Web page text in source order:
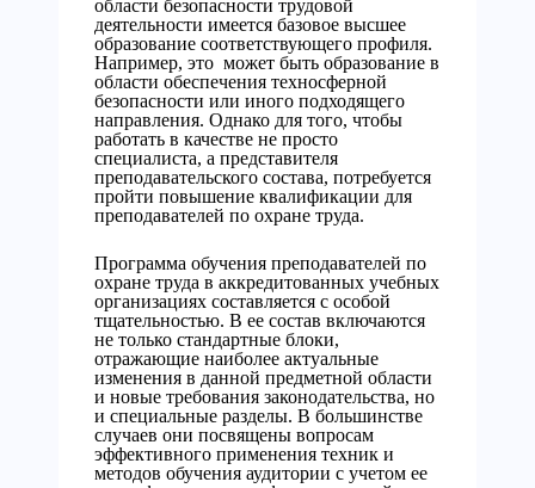
области безопасности трудовой
деятельности имеется базовое высшее
образование соответствующего профиля.
Например, это может быть образование в
области обеспечения техносферной
безопасности или иного подходящего
направления. Однако для того, чтобы
работать в качестве не просто
специалиста, а представителя
преподавательского состава, потребуется
пройти повышение квалификации для
преподавателей по охране труда.
Программа обучения преподавателей по
охране труда в аккредитованных учебных
организациях составляется с особой
тщательностью. В ее состав включаются
не только стандартные блоки,
отражающие наиболее актуальные
изменения в данной предметной области
и новые требования законодательства, но
и специальные разделы. В большинстве
случаев они посвящены вопросам
эффективного применения техник и
методов обучения аудитории с учетом ее